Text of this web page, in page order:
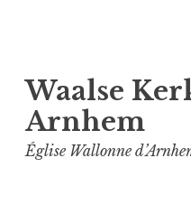
naar
inhoud
Waalse
Arnhem
Église Wallonne